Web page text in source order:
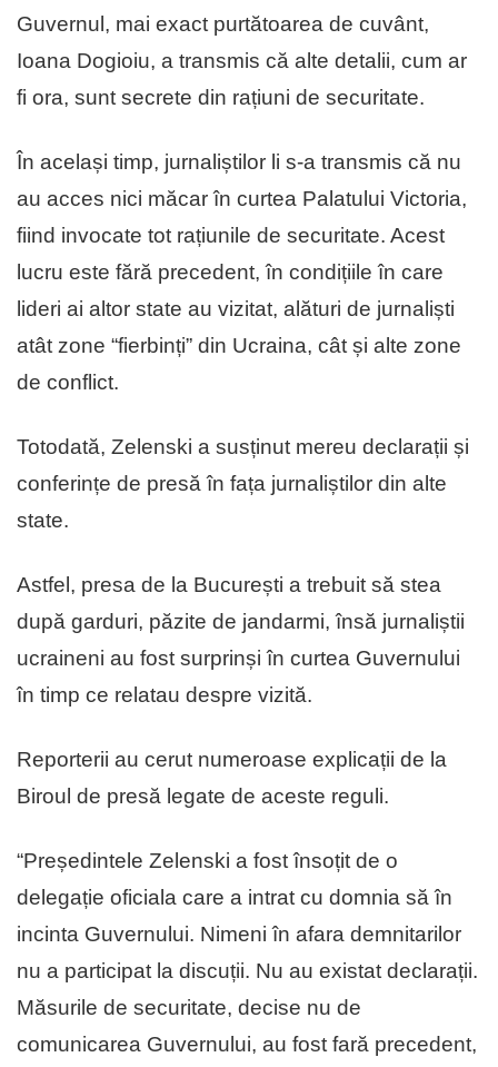
Guvernul, mai exact purtătoarea de cuvânt,
Ioana Dogioiu, a transmis că alte detalii, cum ar
fi ora, sunt secrete din rațiuni de securitate.
În același timp, jurnaliștilor li s-a transmis că nu
au acces nici măcar în curtea Palatului Victoria,
fiind invocate tot rațiunile de securitate. Acest
lucru este fără precedent, în condițiile în care
lideri ai altor state au vizitat, alături de jurnaliști
atât zone “fierbinți” din Ucraina, cât și alte zone
de conflict.
Totodată, Zelenski a susținut mereu declarații și
conferințe de presă în fața jurnaliștilor din alte
state.
Astfel, presa de la București a trebuit să stea
după garduri, păzite de jandarmi, însă jurnaliștii
ucraineni au fost surprinși în curtea Guvernului
în timp ce relatau despre vizită.
Reporterii au cerut numeroase explicații de la
Biroul de presă legate de aceste reguli.
“Președintele Zelenski a fost însoțit de o
delegație oficiala care a intrat cu domnia să în
incinta Guvernului. Nimeni în afara demnitarilor
nu a participat la discuții. Nu au existat declarații.
Măsurile de securitate, decise nu de
comunicarea Guvernului, au fost fară precedent,